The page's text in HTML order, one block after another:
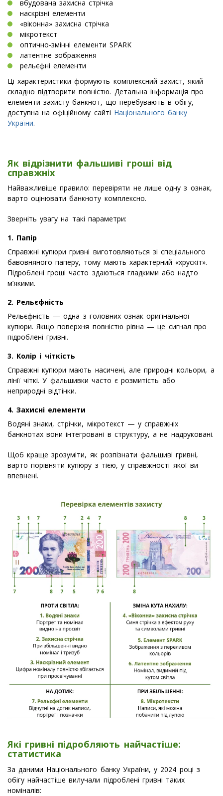
вбудована захисна стрічка
наскрізні елементи
«віконна» захисна стрічка
мікротекст
оптично-змінні елементи SPARK
латентне зображення
рельєфні елементи
Ці характеристики формують комплексний захист, який
складно відтворити повністю. Детальна інформація про
елементи захисту банкнот, що перебувають в обігу,
доступна на офіційному сайті Національного банку
України.
Як відрізнити фальшиві гроші від
справжніх
Найважливіше правило: перевіряти не лише одну з ознак,
варто оцінювати банкноту комплексно.
Зверніть увагу на такі параметри:
1. Папір
Справжні купюри гривні виготовляються зі спеціального
бавовняного паперу, тому мають характерний «хрускіт».
Підроблені гроші часто здаються гладкими або надто
м’якими.
2. Рельєфність
Рельєфність — одна з головних ознак оригінальної
купюри. Якщо поверхня повністю рівна — це сигнал про
підроблені гривні.
3. Колір і чіткість
Справжні купюри мають насичені, але природні кольори, а
лінії чіткі. У фальшивки часто є розмитість або
неприродні відтінки.
4. Захисні елементи
Водяні знаки, стрічки, мікротекст — у справжніх
банкнотах вони інтегровані в структуру, а не надруковані.
Щоб краще зрозуміти, як розпізнати фальшиві гривні,
варто порівняти купюру з тією, у справжності якої ви
впевнені.
Які гривні підробляють найчастіше:
статистика
За даними Національного банку України, у 2024 році з
обігу найчастіше вилучали підроблені гривні таких
номіналів: